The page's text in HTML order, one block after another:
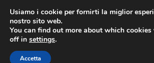
contenuto
Usiamo i cookie per fornirti la miglior
nostro sito web.
You can find out more about which
off in settings.
Accetta